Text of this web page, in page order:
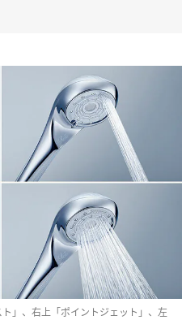
」、右上「ポイントジェット」、左